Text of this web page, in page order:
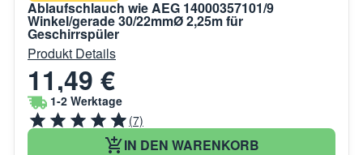
Ablaufschlauch wie AEG 14000357101/9
Winkel/gerade 30/22mmØ 2,25m für
Geschirrspüler
Produkt Details
11,49 €
1-2 Werktage
(7)
IN DEN WARENKORB